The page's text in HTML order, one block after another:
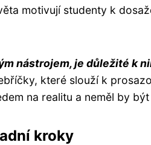
motivují studenty k
nástrojem, je důležité k
které slouží k
na realitu a neměl by
kroky